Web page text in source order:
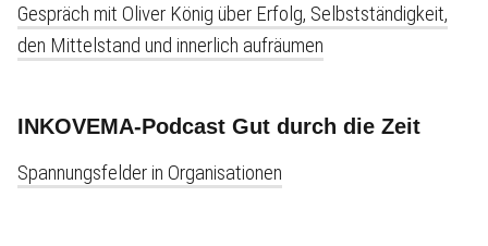
Gespräch mit Oliver König über Erfolg, Selbstständigkeit,
den Mittelstand und innerlich aufräumen
INKOVEMA-Podcast Gut durch die Zeit
Spannungsfelder in Organisationen